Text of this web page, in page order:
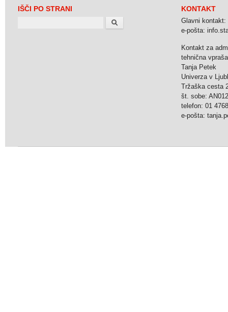
IŠČI PO STRANI
Search
KONTAKT
Glavni kontakt:
e-pošta:
Kontakt za
tehnična
Tanja Petek
Univerza v
Tržaška cesta
št. sobe:
telefon: 01
e-pošta: